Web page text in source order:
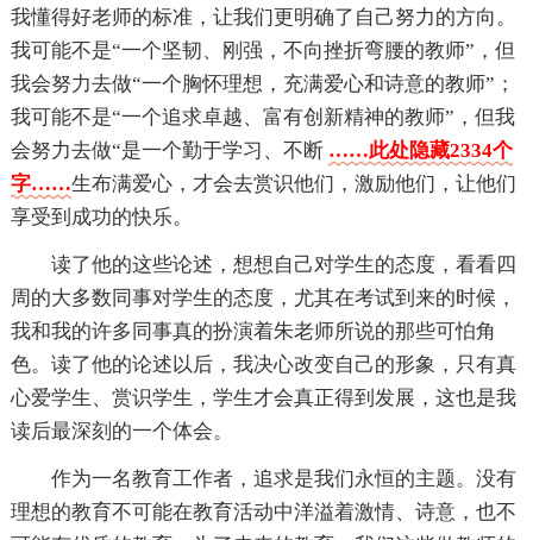
我懂得好老师的标准，让我们更明确了自己努力的方向。
我可能不是“一个坚韧、刚强，不向挫折弯腰的教师”，但
我会努力去做“一个胸怀理想，充满爱心和诗意的教师”；
我可能不是“一个追求卓越、富有创新精神的教师”，但我
会努力去做“是一个勤于学习、不断 ……此处隐藏2334个
字……生布满爱心，才会去赏识他们，激励他们，让他们
享受到成功的快乐。
读了他的这些论述，想想自己对学生的态度，看看四
周的大多数同事对学生的态度，尤其在考试到来的时候，
我和我的许多同事真的扮演着朱老师所说的那些可怕角
色。读了他的论述以后，我决心改变自己的形象，只有真
心爱学生、赏识学生，学生才会真正得到发展，这也是我
读后最深刻的一个体会。
作为一名教育工作者，追求是我们永恒的主题。没有
理想的教育不可能在教育活动中洋溢着激情、诗意，也不